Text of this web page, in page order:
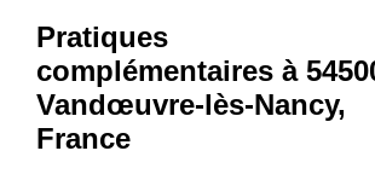
Pratiques
complémentaires à
Vandœuvre-lès-Nancy,
France